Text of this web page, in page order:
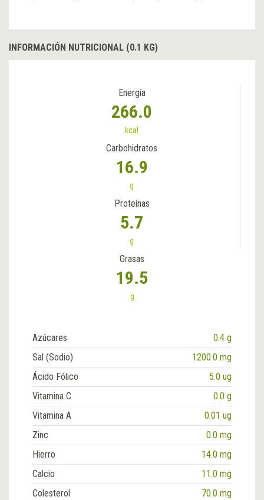
INFORMACIÓN NUTRICIONAL (0.1 KG)
Energía
266.0
kcal
Carbohidratos
16.9
g
Proteínas
5.7
g
Grasas
19.5
g
Azúcares
0.4 g
Sal (Sodio)
1200.0 mg
Ácido Fólico
5.0 ug
Vitamina C
0.0 g
Vitamina A
0.01 ug
Zinc
0.0 mg
Hierro
14.0 mg
Calcio
11.0 mg
Colesterol
70.0 mg